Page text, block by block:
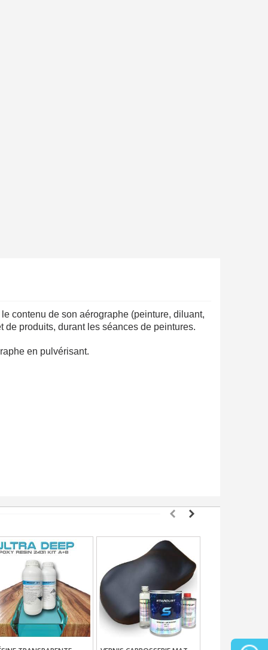
contenu de son aérographe (peinture, diluant,
de produits, durant les séances de peintures.
en pulvérisant.